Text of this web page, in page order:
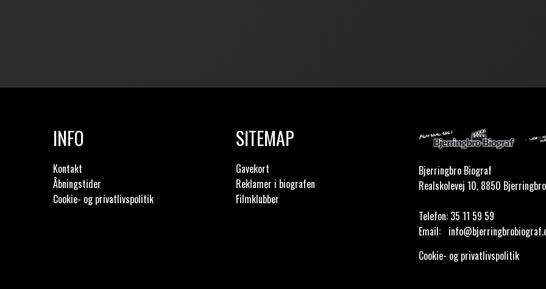
INFO
Kontakt
Åbningstider
Cookie- og privatlivspolitik
SITEMAP
Gavekort
Reklamer i biografen
Filmklubber
Bjerringbro Biograf
Realskolevej 10, 8850 Bjerringbro
Telefon: 35 11 59 59
Email:
Cookie- og privatlivspolitik